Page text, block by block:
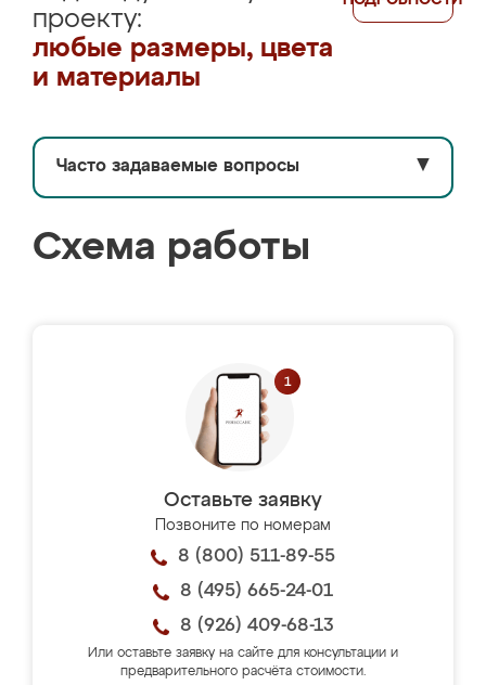
проекту:
любые размеры, цвета
и материалы
Часто задаваемые вопросы ▼
Схема работы
Оставьте заявку
Позвоните по номерам
8 (800) 511-89-55
8 (495) 665-24-01
8 (926) 409-68-13
Или оставьте заявку на сайте для консультации и
предварительного расчёта стоимости.